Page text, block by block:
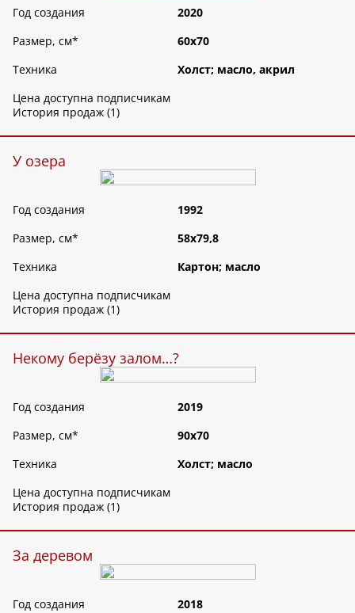
Год создания
2020
Размер, см*
60х70
Техника
Холст; масло, акрил
Цена доступна подписчикам
История продаж (1)
У озера
Год создания
1992
Размер, см*
58х79,8
Техника
Картон; масло
Цена доступна подписчикам
История продаж (1)
Некому берёзу залом…?
Год создания
2019
Размер, см*
90х70
Техника
Холст; масло
Цена доступна подписчикам
История продаж (1)
За деревом
Год создания
2018